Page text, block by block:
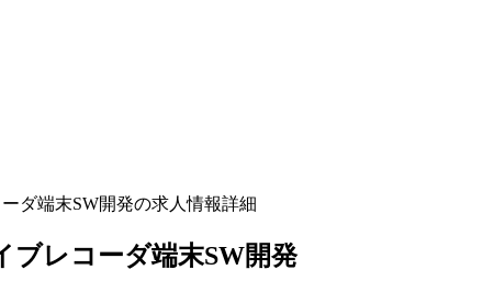
ダ端末SW開発の求人情報詳細
レコーダ端末SW開発